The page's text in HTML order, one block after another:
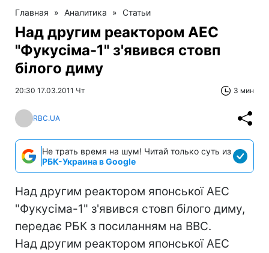
Главная » Аналитика » Статьи
Над другим реактором АЕС
"Фукусіма-1" з'явився стовп
білого диму
20:30 17.03.2011 Чт 3 мин
RBC.UA
Не трать время на шум! Читай только суть из
РБК-Украина в Google
Над другим реактором японської АЕС
"Фукусіма-1" з'явився стовп білого диму,
передає РБК з посиланням на BBC.
Над другим реактором японської АЕС